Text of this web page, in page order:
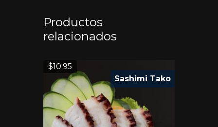
Productos
relacionados
Sashimi Tako
$10.95